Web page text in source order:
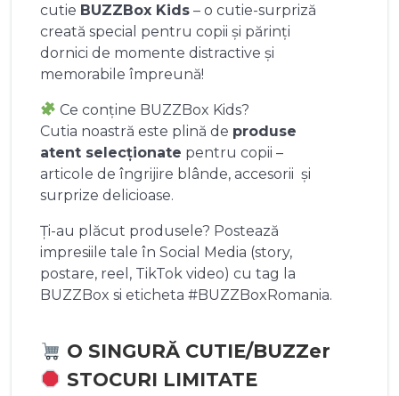
cutie BUZZBox Kids – o cutie-surpriză
creată special pentru copii și părinți
dornici de momente distractive și
memorabile împreună!
Ce conține BUZZBox Kids?
Cutia noastră este plină de produse
atent selecționate pentru copii –
articole de îngrijire blânde, accesorii și
surprize delicioase.
Ți-au plăcut produsele? Postează
impresiile tale în Social Media (story,
postare, reel, TikTok video) cu tag la
BUZZBox si eticheta #BUZZBoxRomania.
O SINGURĂ CUTIE/BUZZer
STOCURI LIMITATE